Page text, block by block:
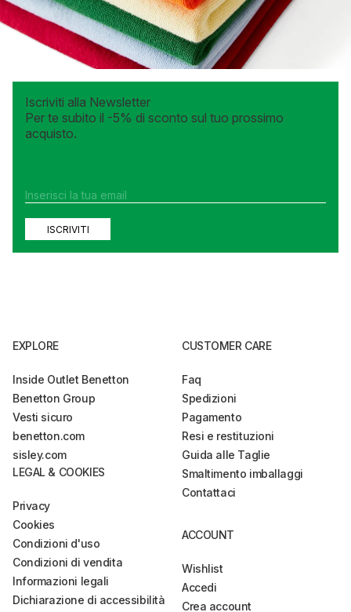
Iscriviti alla Newsletter
Per te subito il -5% di sconto sul tuo prossimo
acquisto.
ISCRIVITI
EXPLORE
Inside Outlet Benetton
Benetton Group
Vesti sicuro
benetton.com
sisley.com
CUSTOMER CARE
Faq
Spedizioni
Pagamento
Resi e restituzioni
Guida alle Taglie
Smaltimento imballaggi
Contattaci
LEGAL & COOKIES
Privacy
Cookies
Condizioni d'uso
Condizioni di vendita
Informazioni legali
Dichiarazione di accessibilità
ACCOUNT
Wishlist
Accedi
Crea account